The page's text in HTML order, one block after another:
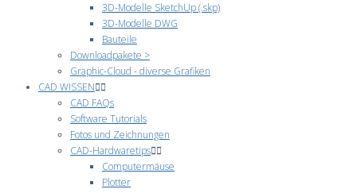
3D-Modelle SketchUp (.skp)
3D-Modelle DWG
Bauteile
Downloadpakete >
Graphic-Cloud - diverse Grafiken
CAD WISSEN
CAD FAQs
Software Tutorials
Fotos und Zeichnungen
CAD-Hardwaretips
Computermäuse
Plotter